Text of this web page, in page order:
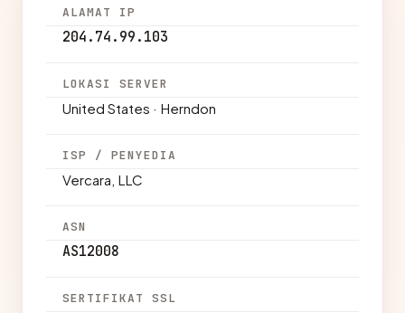
ALAMAT IP
204.74.99.103
LOKASI SERVER
United States · Herndon
ISP / PENYEDIA
Vercara, LLC
ASN
AS12008
SERTIFIKAT SSL